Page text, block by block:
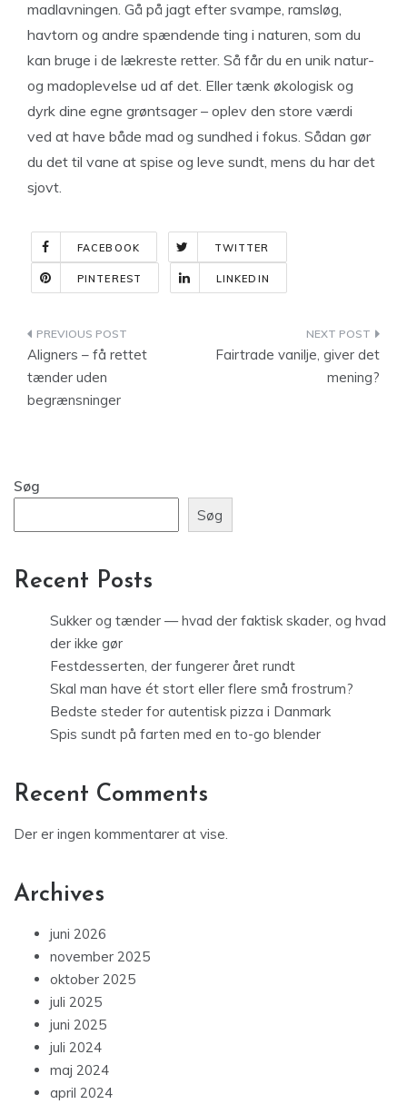
madlavningen. Gå på jagt efter svampe, ramsløg,
havtorn og andre spændende ting i naturen, som du
kan bruge i de lækreste retter. Så får du en unik natur-
og madoplevelse ud af det. Eller tænk økologisk og
dyrk dine egne grøntsager – oplev den store værdi
ved at have både mad og sundhed i fokus. Sådan gør
du det til vane at spise og leve sundt, mens du har det
sjovt.
FACEBOOK TWITTER
PINTEREST LINKEDIN
Indlægsnavigation
Aligners – få rettet
tænder uden
begrænsninger
Fairtrade vanilje, giver det
mening?
Søg
Søg
Recent Posts
Sukker og tænder — hvad der faktisk skader, og hvad
der ikke gør
Festdesserten, der fungerer året rundt
Skal man have ét stort eller flere små frostrum?
Bedste steder for autentisk pizza i Danmark
Spis sundt på farten med en to-go blender
Recent Comments
Der er ingen kommentarer at vise.
Archives
juni 2026
november 2025
oktober 2025
juli 2025
juni 2025
juli 2024
maj 2024
april 2024